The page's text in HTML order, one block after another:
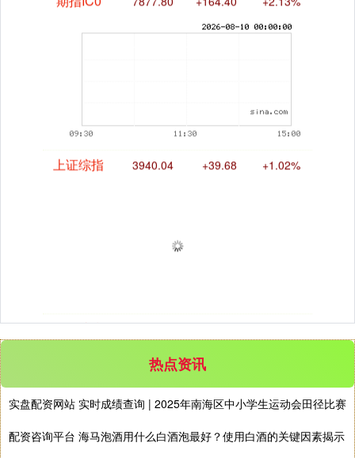
期指IC0 7877.80 +164.40 +2.13%
上证综指 3940.04 +39.68 +1.02%
深证成指 14311.01 +200.89 +1.42%
热点资讯
实盘配资网站 实时成绩查询 | 2025年南海区中小学生运动会田径比赛
配资咨询平台 海马泡酒用什么白酒泡最好？使用白酒的关键因素揭示